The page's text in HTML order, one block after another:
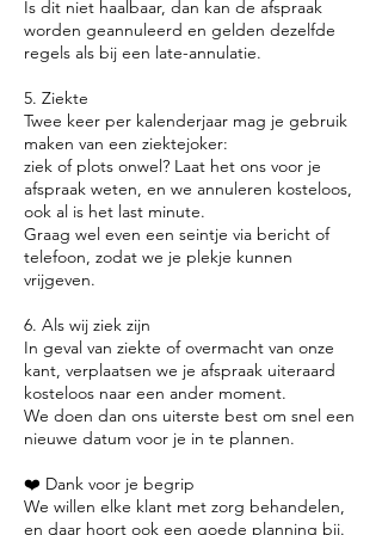
Is dit niet haalbaar, dan kan de afspraak
worden geannuleerd en gelden dezelfde
regels als bij een late-annulatie.
5. Ziekte
Twee keer per kalenderjaar mag je gebruik
maken van een ziektejoker:
ziek of plots onwel? Laat het ons voor je
afspraak weten, en we annuleren kosteloos,
ook al is het last minute.
Graag wel even een seintje via bericht of
telefoon, zodat we je plekje kunnen
vrijgeven.
6. Als wij ziek zijn
In geval van ziekte of overmacht van onze
kant, verplaatsen we je afspraak uiteraard
kosteloos naar een ander moment.
We doen dan ons uiterste best om snel een
nieuwe datum voor je in te plannen.
❤️ Dank voor je begrip
We willen elke klant met zorg behandelen,
en daar hoort ook een goede planning bij.